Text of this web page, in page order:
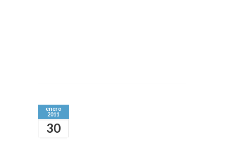
enero
2011
30